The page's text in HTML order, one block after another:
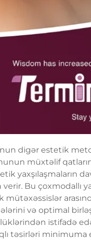
digər estetik
müxtəlif
yaxşılaşmaların
verir. Bu çoxmodallı
mütəxəssislər
və optimal
istifadə
təsirləri